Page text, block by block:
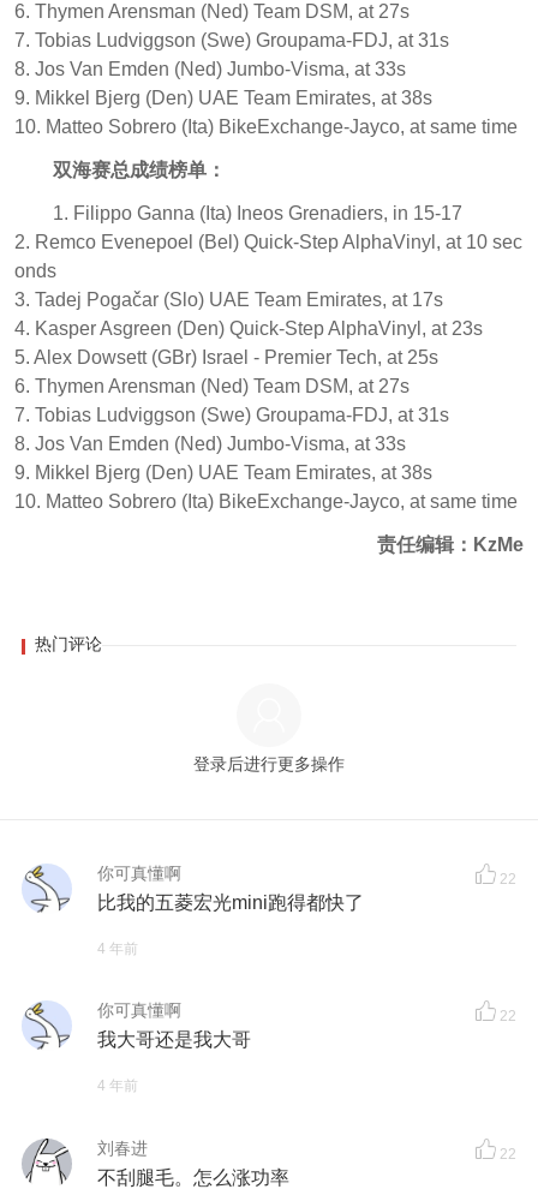
6. Thymen Arensman (Ned) Team DSM, at 27s
7. Tobias Ludviggson (Swe) Groupama-FDJ, at 31s
8. Jos Van Emden (Ned) Jumbo-Visma, at 33s
9. Mikkel Bjerg (Den) UAE Team Emirates, at 38s
10. Matteo Sobrero (Ita) BikeExchange-Jayco, at same time
双海赛总成绩榜单：
1. Filippo Ganna (Ita) Ineos Grenadiers, in 15-17
2. Remco Evenepoel (Bel) Quick-Step AlphaVinyl, at 10 sec
onds
3. Tadej Pogačar (Slo) UAE Team Emirates, at 17s
4. Kasper Asgreen (Den) Quick-Step AlphaVinyl, at 23s
5. Alex Dowsett (GBr) Israel - Premier Tech, at 25s
6. Thymen Arensman (Ned) Team DSM, at 27s
7. Tobias Ludviggson (Swe) Groupama-FDJ, at 31s
8. Jos Van Emden (Ned) Jumbo-Visma, at 33s
9. Mikkel Bjerg (Den) UAE Team Emirates, at 38s
10. Matteo Sobrero (Ita) BikeExchange-Jayco, at same time
责任编辑：KzMe
热门评论
登录后进行更多操作
你可真懂啊 22
比我的五菱宏光mini跑得都快了
4 年前
你可真懂啊 22
我大哥还是我大哥
4 年前
刘春进 22
不刮腿毛。怎么涨功率